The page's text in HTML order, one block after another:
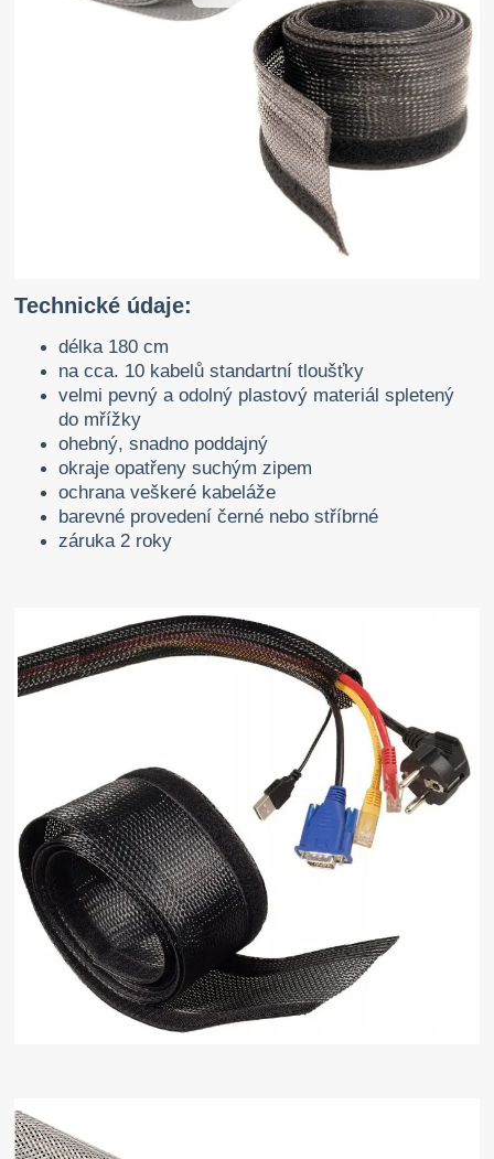
Technické údaje:
délka 180 cm
na cca. 10 kabelů standartní tloušťky
velmi pevný a odolný plastový materiál spletený
do mřížky
ohebný, snadno poddajný
okraje opatřeny suchým zipem
ochrana veškeré kabeláže
barevné provedení černé nebo stříbrné
záruka 2 roky